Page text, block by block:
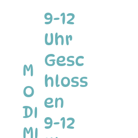
M
O
DI
MI
9-12
Uhr
Gesc
hloss
en
9-12